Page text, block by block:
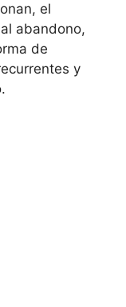
el
abandono,
de
y